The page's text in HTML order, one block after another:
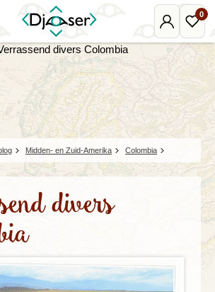
Mijn
Djoser
0
Midden- en Zuid-Amerika Colombia
divers